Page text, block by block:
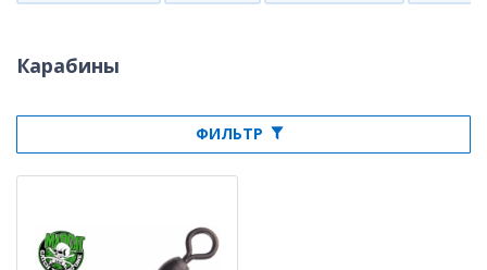
Карабины
ФИЛЬТР